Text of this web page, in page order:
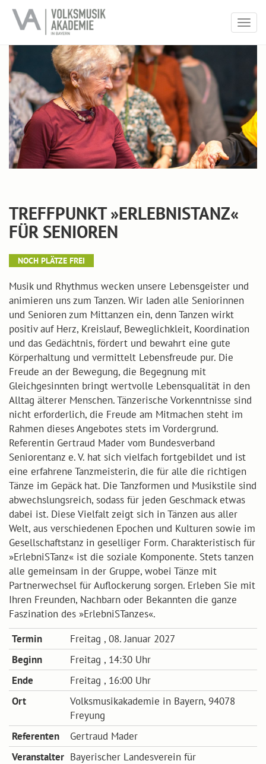
TREFFPUNKT »ERLEBNISTANZ«
FÜR SENIOREN
NOCH PLÄTZE FREI
Musik und Rhythmus wecken unsere Lebensgeister und
animieren uns zum Tanzen. Wir laden alle Seniorinnen
und Senioren zum Mittanzen ein, denn Tanzen wirkt
positiv auf Herz, Kreislauf, Beweglichkleit, Koordination
und das Gedächtnis, fördert und bewahrt eine gute
Körperhaltung und vermittelt Lebensfreude pur. Die
Freude an der Bewegung, die Begegnung mit
Gleichgesinnten bringt wertvolle Lebensqualität in den
Alltag älterer Menschen. Tänzerische Vorkenntnisse sind
nicht erforderlich, die Freude am Mitmachen steht im
Rahmen dieses Angebotes stets im Vordergrund.
Referentin Gertraud Mader vom Bundesverband
Seniorentanz e. V. hat sich vielfach fortgebildet und ist
eine erfahrene Tanzmeisterin, die für alle die richtigen
Tänze im Gepäck hat. Die Tanzformen und Musikstile sind
abwechslungsreich, sodass für jeden Geschmack etwas
dabei ist. Diese Vielfalt zeigt sich in Tänzen aus aller
Welt, aus verschiedenen Epochen und Kulturen sowie im
Gesellschaftstanz in geselliger Form. Charakteristisch für
»ErlebniSTanz« ist die soziale Komponente. Stets tanzen
alle gemeinsam in der Gruppe, wobei Tänze mit
Partnerwechsel für Auflockerung sorgen. Erleben Sie mit
Ihren Freunden, Nachbarn oder Bekannten die ganze
Faszination des »ErlebniSTanzes«.
Termin
Freitag , 08. Januar 2027
Beginn
Freitag , 14:30 Uhr
Ende
Freitag , 16:00 Uhr
Ort
Volksmusikakademie in Bayern, 94078
Freyung
Referenten
Gertraud Mader
Veranstalter Bayerischer Landesverein für